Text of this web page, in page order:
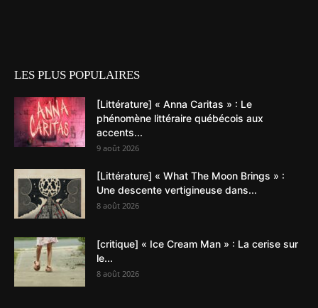
LES PLUS POPULAIRES
[Littérature] « Anna Caritas » : Le
phénomène littéraire québécois aux
accents...
9 août 2026
[Littérature] « What The Moon Brings » :
Une descente vertigineuse dans...
8 août 2026
[critique] « Ice Cream Man » : La cerise sur
le...
8 août 2026